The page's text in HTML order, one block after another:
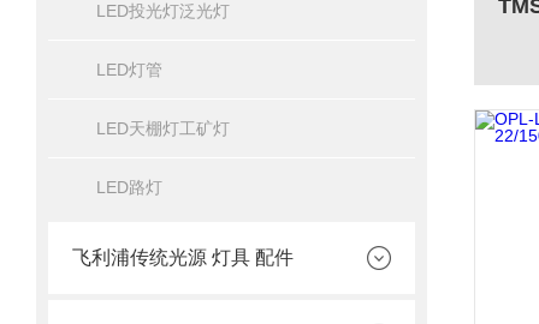
LED投光灯泛光灯
LED灯管
LED天棚灯工矿灯
LED路灯
飞利浦传统光源 灯具 配件